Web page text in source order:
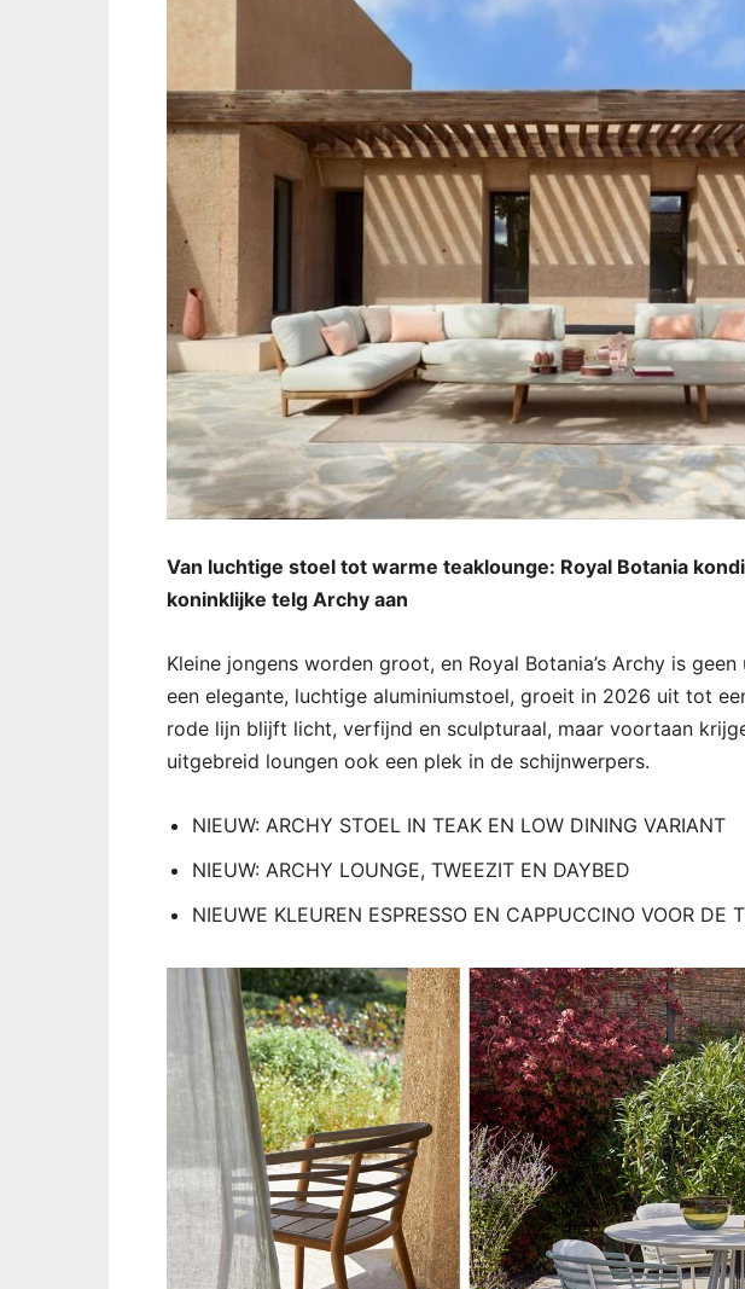
Van luchtige stoel tot warme teaklounge: Royal Botania
koninklijke telg Archy aan
Kleine jongens worden groot, en Royal Botania’s Archy is
een elegante, luchtige aluminiumstoel, groeit in 2026 uit tot
rode lijn blijft licht, verfijnd en sculpturaal, maar voortaan
uitgebreid loungen ook een plek in de schijnwerpers.
NIEUW: ARCHY STOEL IN TEAK EN LOW DINING VARIANT
NIEUW: ARCHY LOUNGE, TWEEZIT EN DAYBED
NIEUWE KLEUREN ESPRESSO EN CAPPUCCINO VOOR DE